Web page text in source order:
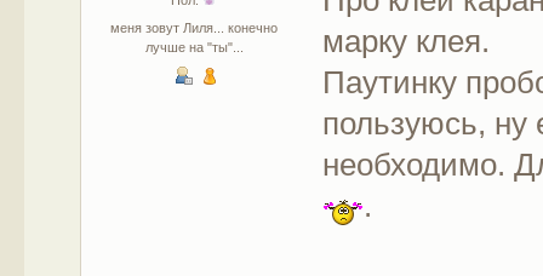
меня зовут Лиля... конечно
лучше на "ты"...
марку клея.
Паутинку
пользуюсь, ну
необходимо.
.